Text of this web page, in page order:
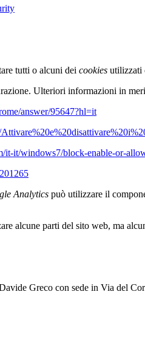
tutti o alcuni dei cookies utilizzati
Ulteriori informazioni in
answer/95647?hl=it
it-it/windows7/block-enable-or-
Analytics può utilizzare il
alcune parti del sito web, ma
Greco con sede in Via del